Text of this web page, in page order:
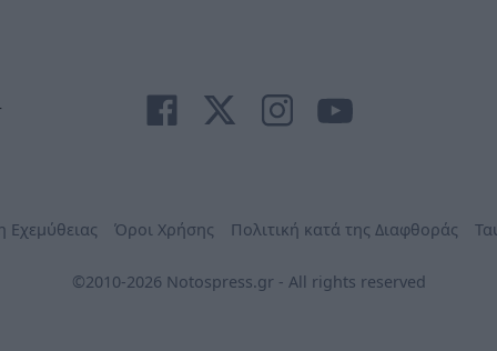
Εχεμύθειας Όροι Χρήσης Πολιτική κατά της Διαφθοράς
©2010-2026 Notospress.gr - All rights reserved